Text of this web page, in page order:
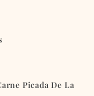
Picada De La